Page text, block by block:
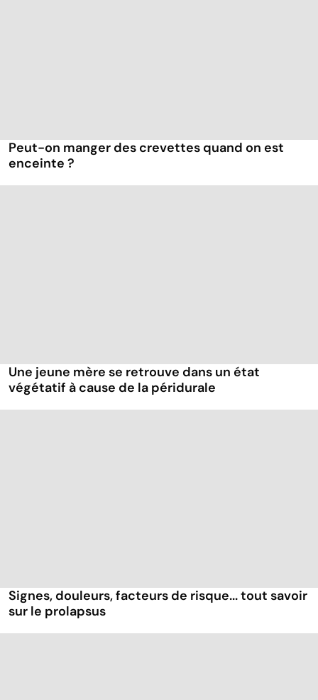
Peut-on manger des crevettes quand on est
enceinte ?
Une jeune mère se retrouve dans un état
végétatif à cause de la péridurale
Signes, douleurs, facteurs de risque... tout savoir
sur le prolapsus